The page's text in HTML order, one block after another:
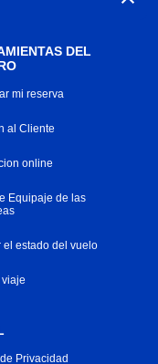
DEL
mi reserva
al Cliente
online
Equipaje de las
el estado del vuelo
viaje
Privacidad